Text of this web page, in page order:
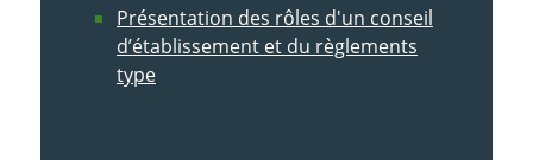
Présentation des rôles d'un conseil
d’établissement et du règlements
type